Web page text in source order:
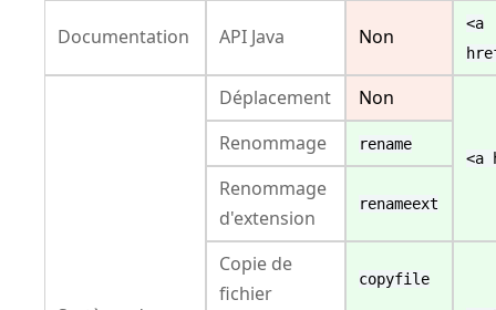
Documentation API Java Non
<a
Déplacement Non
<a
Renommage rename
Renommage
d'extension
renameext
Copie de
fichier
copyfile